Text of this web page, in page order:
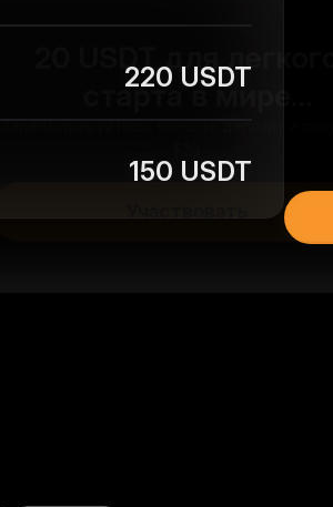
220 USDT
150 USDT
20 USDT для легкого
старта в мире
криптовалют
Зарегистрируйтесь, внесите депозит и